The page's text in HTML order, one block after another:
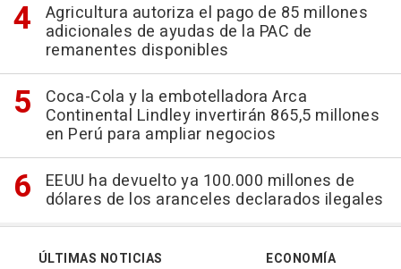
Agricultura autoriza el pago de 85 millones
adicionales de ayudas de la PAC de
remanentes disponibles
Coca-Cola y la embotelladora Arca
Continental Lindley invertirán 865,5 millones
en Perú para ampliar negocios
EEUU ha devuelto ya 100.000 millones de
dólares de los aranceles declarados ilegales
ÚLTIMAS NOTICIAS
ECONOMÍA